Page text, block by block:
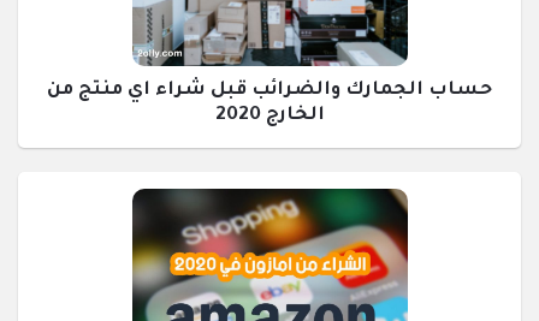
حساب الجمارك والضرائب قبل شراء اي منتج من
الخارج 2020